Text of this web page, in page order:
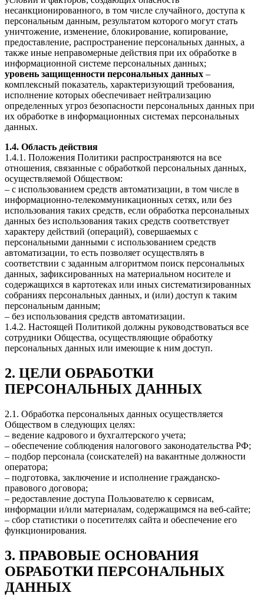
несанкционированного, в том числе случайного, доступа к
персональным данным, результатом которого могут стать
уничтожение, изменение, блокирование, копирование,
предоставление, распространение персональных данных, а
также иные неправомерные действия при их обработке в
информационной системе персональных данных;
уровень защищенности персональных данных –
комплексный показатель, характеризующий требования,
исполнение которых обеспечивает нейтрализацию
определенных угроз безопасности персональных данных при
их обработке в информационных системах персональных
данных.
1.4. Область действия
1.4.1. Положения Политики распространяются на все
отношения, связанные с обработкой персональных данных,
осуществляемой Обществом:
– с использованием средств автоматизации, в том числе в
информационно-телекоммуникационных сетях, или без
использования таких средств, если обработка персональных
данных без использования таких средств соответствует
характеру действий (операций), совершаемых с
персональными данными с использованием средств
автоматизации, то есть позволяет осуществлять в
соответствии с заданным алгоритмом поиск персональных
данных, зафиксированных на материальном носителе и
содержащихся в картотеках или иных систематизированных
собраниях персональных данных, и (или) доступ к таким
персональным данным;
– без использования средств автоматизации.
1.4.2. Настоящей Политикой должны руководствоваться все
сотрудники Общества, осуществляющие обработку
персональных данных или имеющие к ним доступ.
2. ЦЕЛИ ОБРАБОТКИ
ПЕРСОНАЛЬНЫХ ДАННЫХ
2.1. Обработка персональных данных осуществляется
Обществом в следующих целях:
– ведение кадрового и бухгалтерского учета;
– обеспечение соблюдения налогового законодательства РФ;
– подбор персонала (соискателей) на вакантные должности
оператора;
– подготовка, заключение и исполнение гражданско-
правового договора;
– редоставление доступа Пользователю к сервисам,
информации и/или материалам, содержащимся на веб-сайте;
– сбор статистики о посетителях сайта и обеспечение его
функционирования.
3. ПРАВОВЫЕ ОСНОВАНИЯ
ОБРАБОТКИ ПЕРСОНАЛЬНЫХ
ДАННЫХ